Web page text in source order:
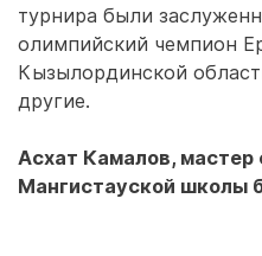
турнира были
олимпийский чемпион
Кызылординской
другие.
Асхат Камалов, мастер
Мангистауской школы